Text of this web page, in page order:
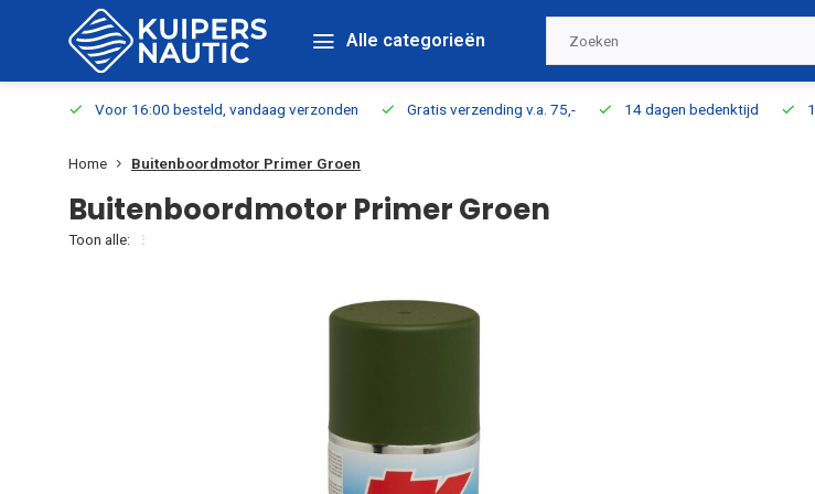
Alle categorieën
Voor 16:00 besteld, vandaag verzonden Gratis verzending v.a. 75,- 14 dagen bedenktijd
Home Buitenboordmotor Primer Groen
Buitenboordmotor Primer Groen
Toon alle: